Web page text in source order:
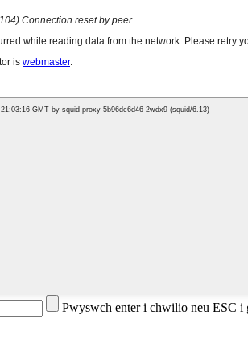
Pwyswch enter i chwilio neu ESC i